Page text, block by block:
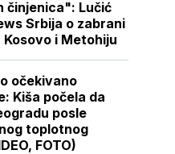
činjenica": Lučić
Srbija o zabrani
Kosovo i Metohiju
očekivano
Kiša počela da
posle
toplotnog
FOTO)